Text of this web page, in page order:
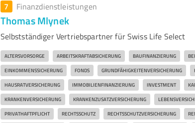
7 Finanzdienstleistungen
Thomas Mlynek
Selbstständiger Vertriebspartner für Swiss Life Select
ALTERSVORSORGE ARBEITSKRAFTABSICHERUNG BAUFINANZIERUNG
EINKOMMENSSICHERUNG FONDS GRUNDFÄHIGKEITENVERSICHERUNG
HAUSRATVERSICHERUNG IMMOBILIENFINANZIERUNG INVESTMENT
KRANKENVERSICHERUNG KRANKENZUSATZVERSICHERUNG
PRIVATHAFTPFLICHT RECHTSSCHUTZ RECHTSSCHUTZVERSICHERUNG